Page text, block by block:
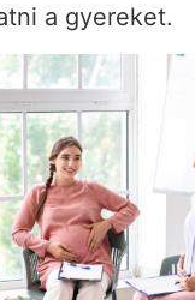
a gyereket.